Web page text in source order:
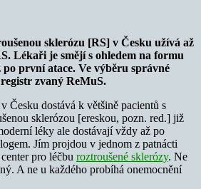
sklerózu [RS] v Česku užívá až
Lékaři je smějí s ohledem na formu
po první atace. Ve výběru správné
zvaný ReMuS.
Česku dostává k většině pacientů s
sklerózou [ereskou, pozn. red.] již
léky ale dostávají vždy až po
Jím projdou v jednom z patnácti
pro léčbu roztroušené sklerózy. Ne
A ne u každého probíhá onemocnění